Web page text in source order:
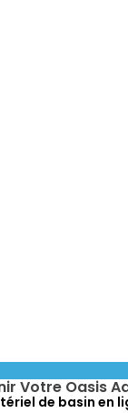
Votre Oasis
de basin en